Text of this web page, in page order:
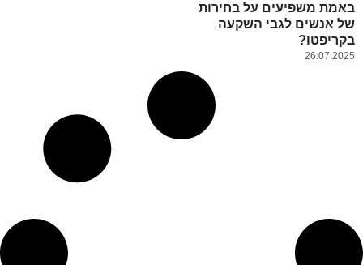
באמת משפיעים על בחירות
של אנשים לגבי השקעה
בקריפטו?
26.07.2025